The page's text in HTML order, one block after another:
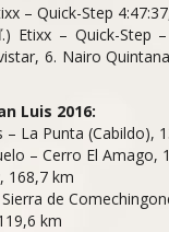
– Quick-Step
Etixx – Quick-Step
6. Nairo
Luis 2016:
La Punta (Cabildo),
– Cerro El Amago,
168,7 km
de
km